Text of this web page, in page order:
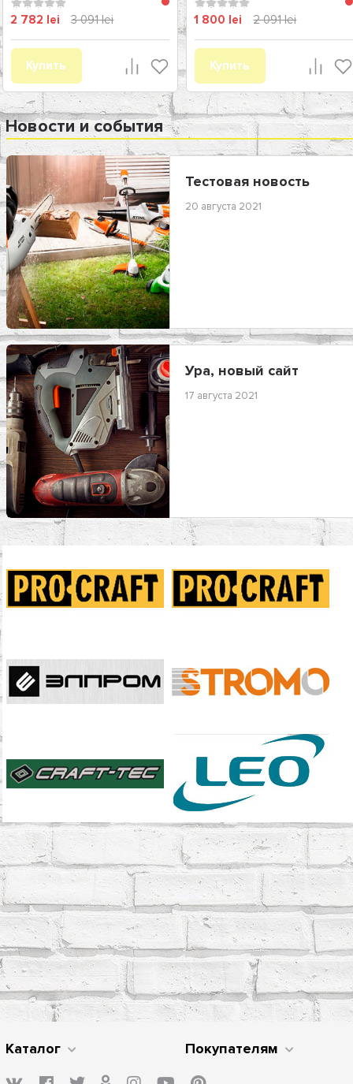
2 782 lei 3 091 lei
Купить
1 800 lei 2 091 lei
Купить
Новости и события
Тестовая новость
20 августа 2021
Ура, новый сайт
17 августа 2021
Каталог Покупателям